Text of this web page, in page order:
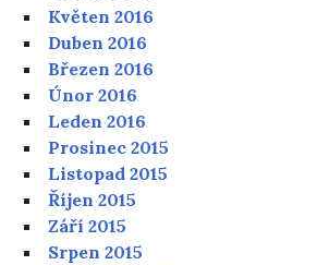
Květen 2016
Duben 2016
Březen 2016
Únor 2016
Leden 2016
Prosinec 2015
Listopad 2015
Říjen 2015
Září 2015
Srpen 2015